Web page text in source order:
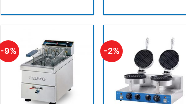
-9% -2%